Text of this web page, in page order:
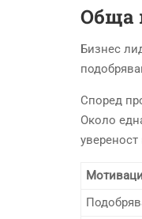
Обща
Бизнес
Според
Около
увереност